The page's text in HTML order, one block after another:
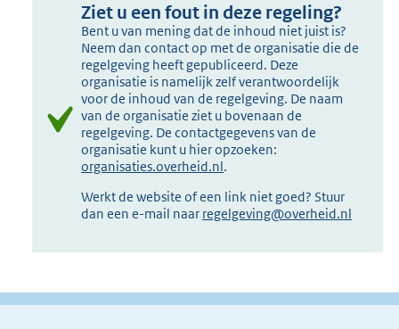
Ziet u een fout in deze regeling?
Bent u van mening dat de inhoud niet juist is?
Neem dan contact op met de organisatie die de
regelgeving heeft gepubliceerd. Deze
organisatie is namelijk zelf verantwoordelijk
voor de inhoud van de regelgeving. De naam
van de organisatie ziet u bovenaan de
regelgeving. De contactgegevens van de
organisatie kunt u hier opzoeken:
organisaties.overheid.nl.
Werkt de website of een link niet goed? Stuur
dan een e-mail naar regelgeving@overheid.nl